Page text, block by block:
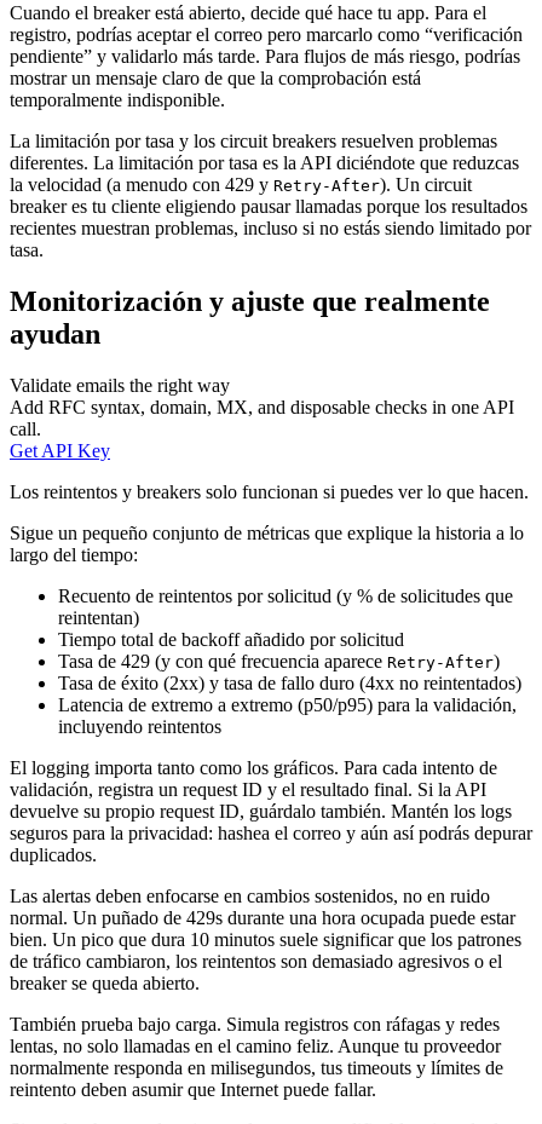
Cuando el breaker está abierto, decide qué hace tu app. Para el
registro, podrías aceptar el correo pero marcarlo como “verificación
pendiente” y validarlo más tarde. Para flujos de más riesgo, podrías
mostrar un mensaje claro de que la comprobación está
temporalmente indisponible.
La limitación por tasa y los circuit breakers resuelven problemas
diferentes. La limitación por tasa es la API diciéndote que reduzcas
la velocidad (a menudo con 429 y Retry-After). Un circuit
breaker es tu cliente eligiendo pausar llamadas porque los resultados
recientes muestran problemas, incluso si no estás siendo limitado por
tasa.
Monitorización y ajuste que realmente
ayudan
Validate emails the right way
Add RFC syntax, domain, MX, and disposable checks in one API
call.
Get API Key
Los reintentos y breakers solo funcionan si puedes ver lo que hacen.
Sigue un pequeño conjunto de métricas que explique la historia a lo
largo del tiempo:
Recuento de reintentos por solicitud (y % de solicitudes que
reintentan)
Tiempo total de backoff añadido por solicitud
Tasa de 429 (y con qué frecuencia aparece Retry-After)
Tasa de éxito (2xx) y tasa de fallo duro (4xx no reintentados)
Latencia de extremo a extremo (p50/p95) para la validación,
incluyendo reintentos
El logging importa tanto como los gráficos. Para cada intento de
validación, registra un request ID y el resultado final. Si la API
devuelve su propio request ID, guárdalo también. Mantén los logs
seguros para la privacidad: hashea el correo y aún así podrás depurar
duplicados.
Las alertas deben enfocarse en cambios sostenidos, no en ruido
normal. Un puñado de 429s durante una hora ocupada puede estar
bien. Un pico que dura 10 minutos suele significar que los patrones
de tráfico cambiaron, los reintentos son demasiado agresivos o el
breaker se queda abierto.
También prueba bajo carga. Simula registros con ráfagas y redes
lentas, no solo llamadas en el camino feliz. Aunque tu proveedor
normalmente responda en milisegundos, tus timeouts y límites de
reintento deben asumir que Internet puede fallar.